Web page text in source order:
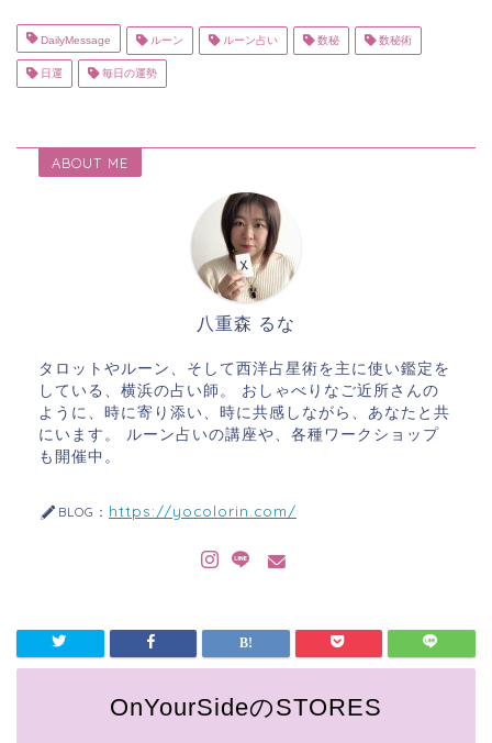
DailyMessage ルーン ルーン占い 数秘 数秘術
日運 毎日の運勢
ABOUT ME
八重森 るな
タロットやルーン、そして西洋占星術を主に使い鑑定を
している、横浜の占い師。 おしゃべりなご近所さんの
ように、時に寄り添い、時に共感しながら、あなたと共
にいます。 ルーン占いの講座や、各種ワークショップ
も開催中。
BLOG： https://yocolorin.com/
OnYourSideのSTORES